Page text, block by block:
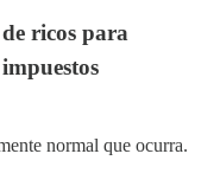
ricos para
normal que ocurra.